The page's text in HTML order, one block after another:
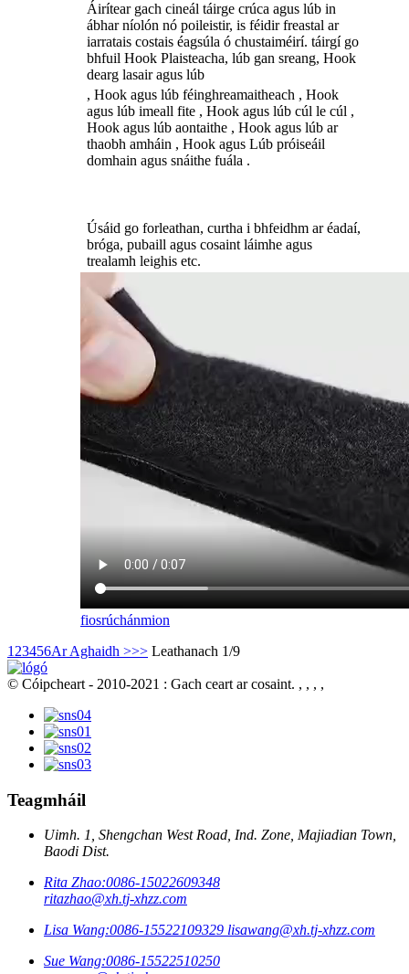
Áirítear gach cineál táirge crúca agus lúb in
ábhar níolón nó poileistir, is féidir freastal ar
iarratais costais éagsúla ó chustaiméirí. táirgí go
bhfuil Hook Plaisteacha, lúb gan sreang, Hook
dearg lasair agus lúb
, Hook agus lúb féinghreamaitheach , Hook
agus lúb imeall fite , Hook agus lúb cúl le cúl ,
Hook agus lúb aontaithe , Hook agus lúb ar
thaobh amháin , Hook agus Lúb próiseáil
domhain agus snáithe fuála .
Úsáid go forleathan, curtha i bhfeidhm ar éadaí,
bróga, pubaill agus cosaint láimhe agus
trealamh leighis etc.
fiosrúchánmion
1 23456Ar Aghaidh >>> Leathanach 1/9
© Cóipcheart - 2010-2021 : Gach ceart ar cosaint. , , , ,
Teagmháil
Uimh. 1, Shengchan West Road, Ind. Zone, Majiadian Town,
Baodi Dist.
Rita Zhao:0086-15022609348
ritazhao@xh.tj-xhzz.com
Lisa Wang:0086-15522109329 lisawang@xh.tj-xhzz.com
Sue Wang:0086-15522510250